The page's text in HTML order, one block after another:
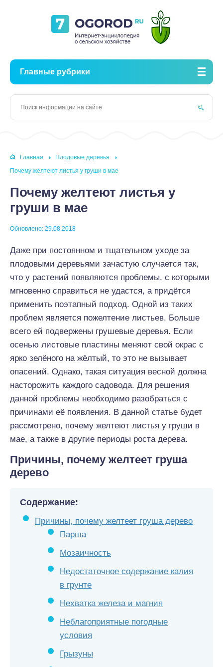
Главные рубрики
Главная
Плодовые деревья
Почему желтеют листья у груши в мае
Почему желтеют листья у
груши в мае
Обновлено: 29.08.2018
Даже при постоянном и тщательном уходе за
плодовыми деревьями зачастую случается так,
что у растений появляются проблемы, с которыми
мгновенно справиться не удастся, а придётся
применить поэтапный подход. Одной из таких
проблем является пожелтение листьев. Больше
всего ей подвержены грушевые деревья. Если
осенью листовые пластины меняют свой окрас с
ярко зелёного на жёлтый, то это не вызывает
опасений. Однако, такая ситуация весной должна
насторожить каждого садовода. Для решения
данной проблемы необходимо разобраться с
причинами её появления. В данной статье будет
рассмотрено, почему желтеют листья у груши в
мае, а также в другие периоды роста дерева.
Причины, почему желтеет груша
дерево
Содержание:
Причины, почему желтеет груша дерево
Парша
Мозаичность
Недостаточное содержание калия
в грунте
Нехватка железа и магния
Неблагоприятные погодные
условия
Грызуны